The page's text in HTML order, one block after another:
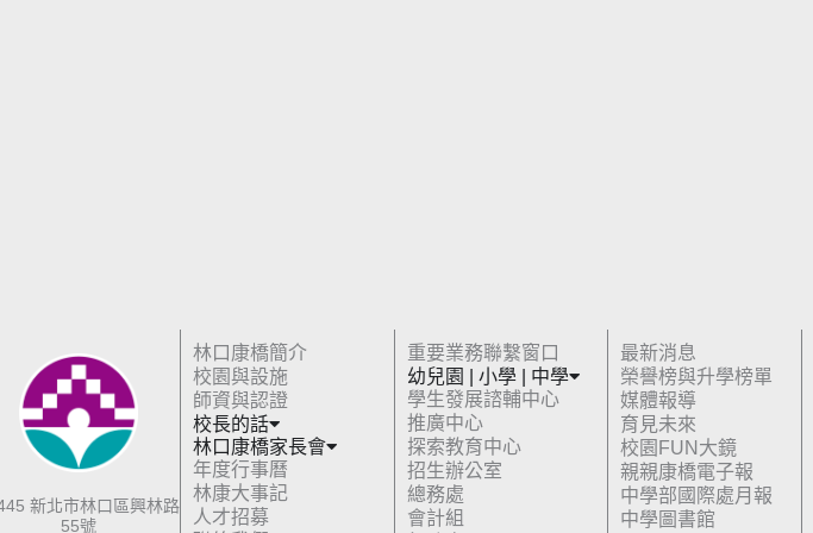
新北市林口區興林路
55號
林口康橋簡介
校園與設施
師資與認證
校長的話
林口康橋家長會
年度行事曆
林康大事記
人才招募
重要業務聯繫窗口
幼兒園 | 小學 | 中學
學生發展諮輔中心
推廣中心
探索教育中心
招生辦公室
總務處
會計組
最新消息
榮譽榜與升學榜單
媒體報導
育見未來
校園FUN大鏡
親親康橋電子報
中學部國際處月報
中學圖書館